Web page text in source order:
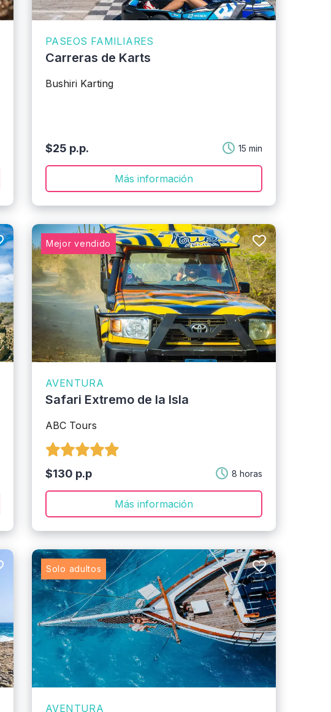
PASEOS FAMILIARES
Carreras de Karts
Bushiri Karting
$25 p.p. 15 min
Más información
Mejor vendido
AVENTURA
Safari Extremo de la Isla
ABC Tours
$130 p.p 8 horas
Más información
Solo adultos
AVENTURA